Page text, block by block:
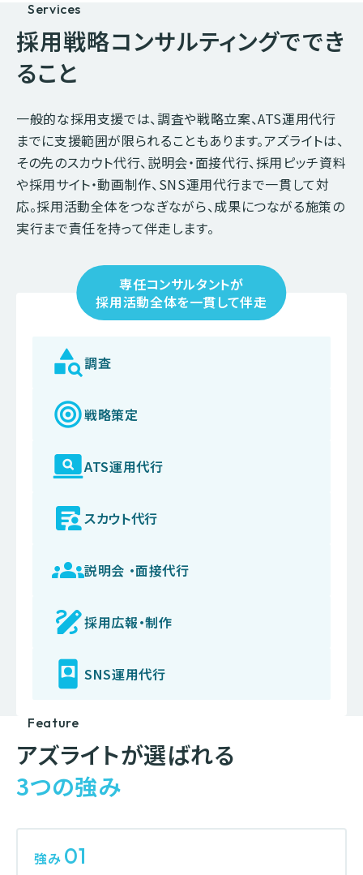
Services
採用戦略コンサルティングででき
ること
一般的な採用支援では、調査や戦略立案、ATS運用代行
までに支援範囲が限られることもあります。アズライトは、
その先のスカウト代行、説明会・面接代行、採用ピッチ資料
や採用サイト・動画制作、SNS運用代行まで一貫して対
応。採用活動全体をつなぎながら、成果につながる施策の
実行まで責任を持って伴走します。
専任コンサルタントが
採用活動全体を一貫して伴走
調査
戦略策定
ATS運用代行
スカウト代行
説明会 ・面接代行
採用広報・制作
SNS運用代行
Feature
アズライトが選ばれる
3つの強み
強み 01